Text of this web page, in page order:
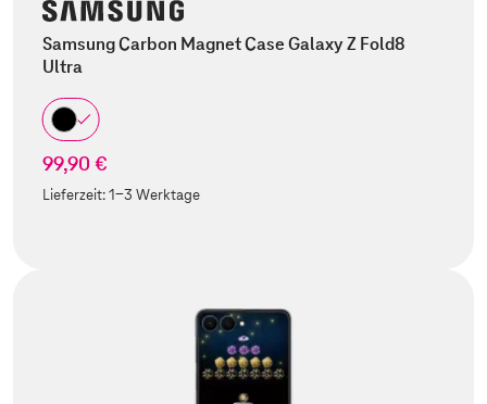
Samsung Carbon Magnet Case Galaxy Z Fold8
Ultra
99,90 €
Lieferzeit:1-3 Werktage